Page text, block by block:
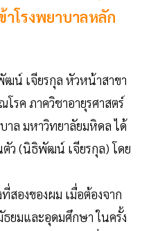
าโรงพยาบาลหลัก
ฒน์ เจียรกุล หัวหน้าสาขา
รค ภาควิชาอายุรศาสตร์
าล มหาวิทยาลัยมหิดล ได้
ว (นิธิพัฒน์ เจียรกุล) โดย
สองของผม เมื่อต้องจาก
ยมและอุดมศึกษา ในครั้ง